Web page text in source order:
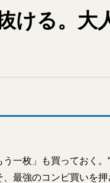
ける。
一枚」も買っておく。
最強のコンビ買いを